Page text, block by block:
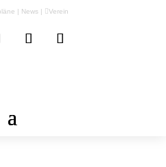
| News| Verein